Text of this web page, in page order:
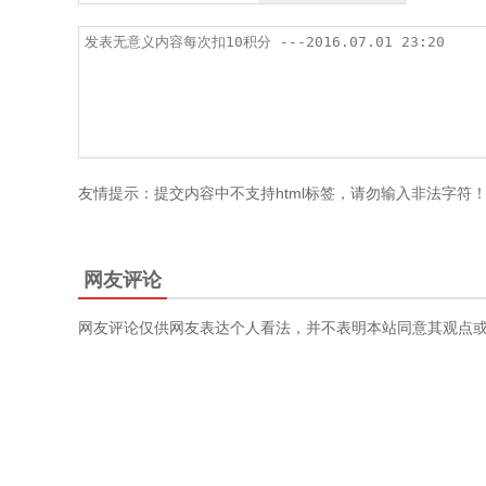
友情提示：提交内容中不支持html标签，请勿输入非法字符！
网友评论
网友评论仅供网友表达个人看法，并不表明本站同意其观点